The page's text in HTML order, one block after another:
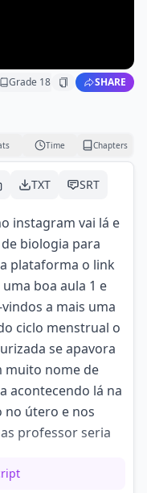
Grade 18 SHARE
Time Chapters
TXT SRT
instagram vai lá e
biologia para
plataforma o link
boa aula 1 e
a mais uma
ciclo menstrual o
se apavora
muito nome de
acontecendo lá na
no útero e nos
professor seria
acabaram